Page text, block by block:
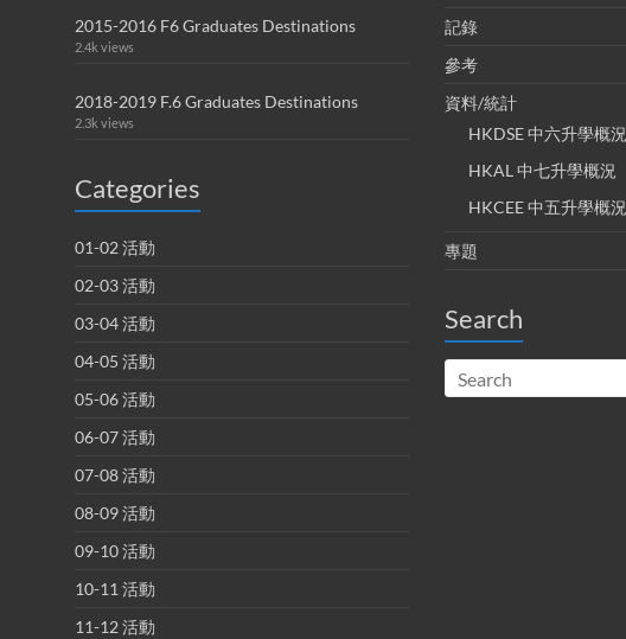
2015-2016 F6 Graduates Destinations
2.4k views
2018-2019 F.6 Graduates Destinations
2.3k views
Categories
01-02 活動
02-03 活動
03-04 活動
04-05 活動
05-06 活動
06-07 活動
07-08 活動
08-09 活動
09-10 活動
10-11 活動
11-12 活動
記錄
參考
資料/統計
HKDSE 中六升學概況
HKAL 中七升學概況
HKCEE 中五升學概況
專題
Search